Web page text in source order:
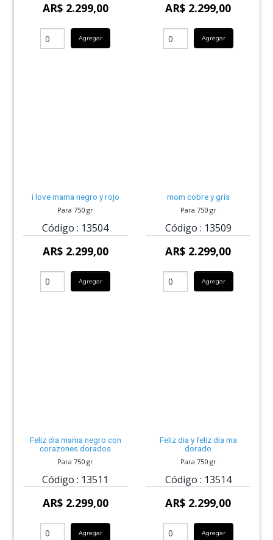
AR$ 2.299,00
Agregar
AR$ 2.299,00
Agregar
i love mama negro y rojo
Para 750 gr
Código : 13504
AR$ 2.299,00
Agregar
mom cobre y gris
Para 750 gr
Código : 13509
AR$ 2.299,00
Agregar
Feliz dia mama negro con
corazones dorados
Para 750 gr
Código : 13511
AR$ 2.299,00
Agregar
Feliz dia y feliz dia ma
dorado
Para 750 gr
Código : 13514
AR$ 2.299,00
Agregar